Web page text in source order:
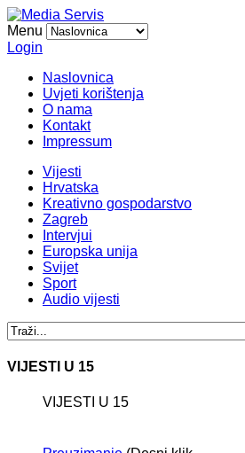
Menu
Login
Naslovnica
Uvjeti korištenja
O nama
Kontakt
Impressum
Vijesti
Hrvatska
Kreativno gospodarstvo
Zagreb
Intervjui
Europska unija
Svijet
Sport
Audio vijesti
VIJESTI U 15
VIJESTI U 15